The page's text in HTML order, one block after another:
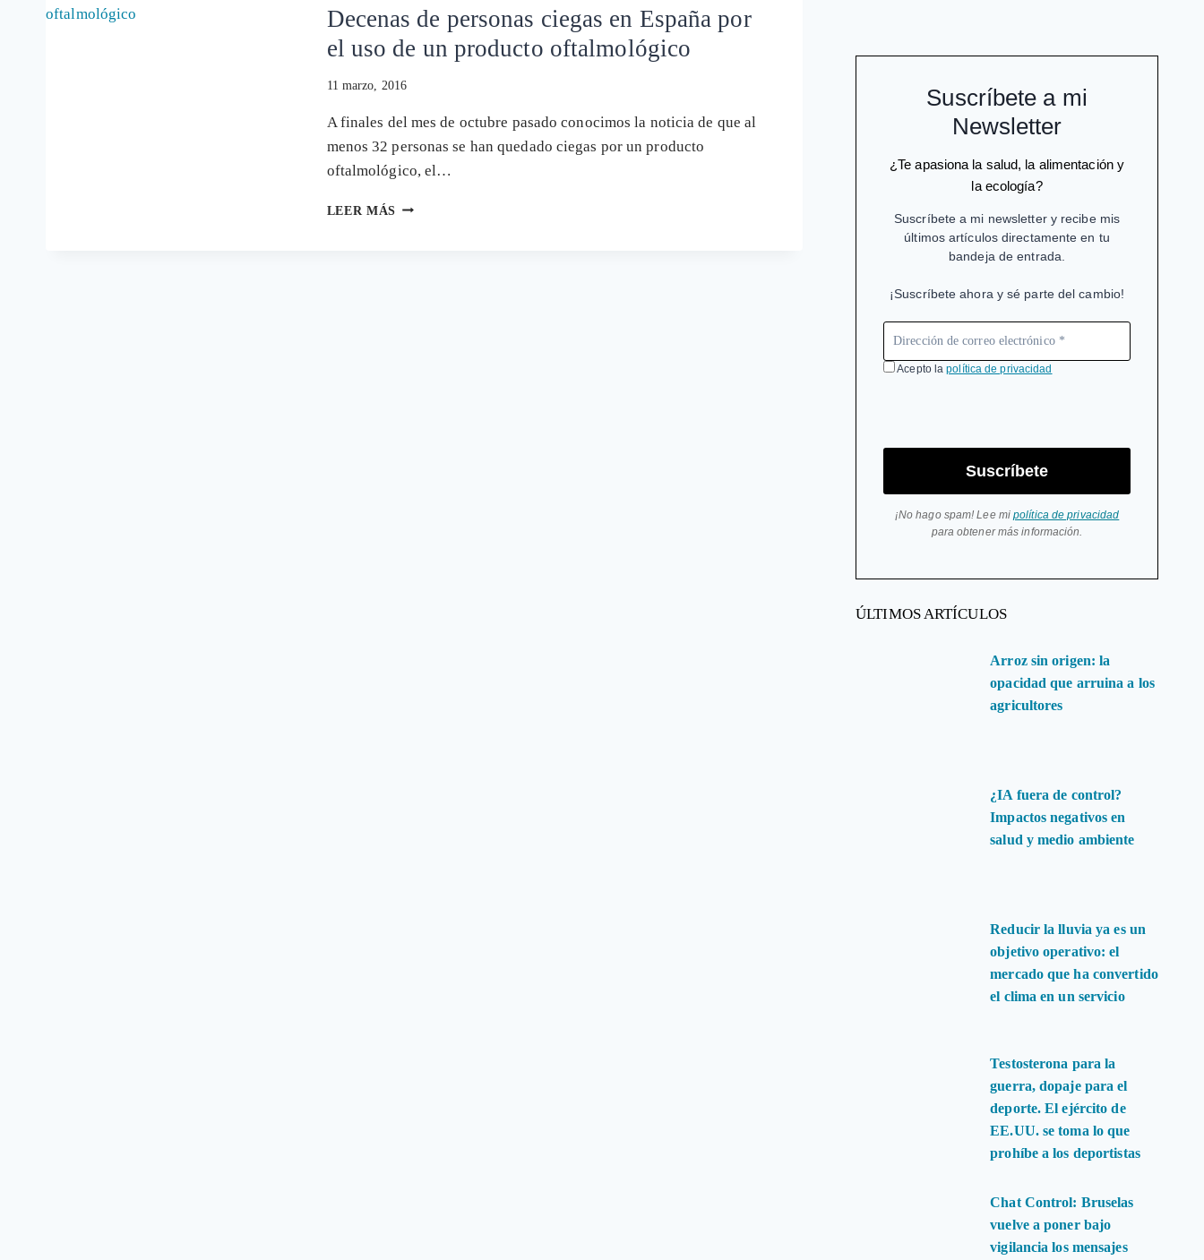
Decenas de personas ciegas en España por
el uso de un producto oftalmológico
11 marzo, 2016
A finales del mes de octubre pasado conocimos la noticia de que al
menos 32 personas se han quedado ciegas por un producto
oftalmológico, el…
LEER MÁS DECENAS
Suscríbete a mi
Newsletter
¿Te apasiona la salud, la alimentación y
la ecología?
Suscríbete a mi newsletter y recibe mis
últimos artículos directamente en tu
bandeja de entrada.
¡Suscríbete ahora y sé parte del cambio!
Acepto lapolítica de privacidad
Suscríbete
¡No hago spam! Lee mipolítica de privacidad
para obtener más información.
ÚLTIMOS ARTÍCULOS
Arroz sin origen: la
opacidad que arruina a los
agricultores
¿IA fuera de control?
Impactos negativos en
salud y medio ambiente
Reducir la lluvia ya es un
objetivo operativo: el
mercado que ha convertido
el clima en un servicio
Testosterona para la
guerra, dopaje para el
deporte. El ejército de
EE.UU. se toma lo que
prohíbe a los deportistas
Chat Control: Bruselas
vuelve a poner bajo
vigilancia los mensajes